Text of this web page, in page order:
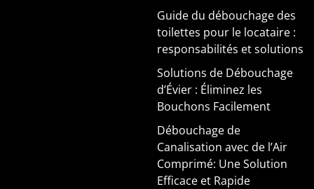
Guide du débouchage des
toilettes pour le locataire :
responsabilités et solutions
Solutions de Débouchage
d’Évier : Éliminez les
Bouchons Facilement
Débouchage de
Canalisation avec de l’Air
Comprimé: Une Solution
Efficace et Rapide